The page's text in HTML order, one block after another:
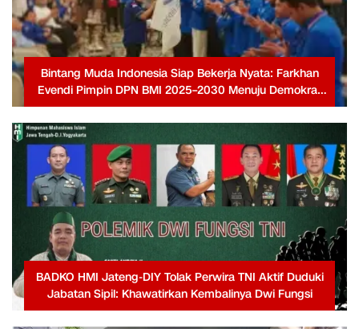
Bintang Muda Indonesia Siap Bekerja Nyata: Farkhan
Evendi Pimpin DPN BMI 2025–2030 Menuju Demokrat
Berjaya Kembali
BADKO HMI Jateng-DIY Tolak Perwira TNI Aktif Duduki
Jabatan Sipil: Khawatirkan Kembalinya Dwi Fungsi